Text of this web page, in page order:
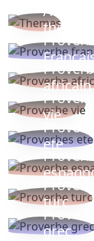
Autres
thèmes
Proverbe
africain
Proverbe
vie
ete
Proverbe
turc
Proverbe
grec